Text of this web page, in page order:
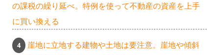
の課税の繰り延べ。特例を使って不動産の資産を上手
に買い換える
崖地に立地する建物や土地は要注意。崖地や傾斜